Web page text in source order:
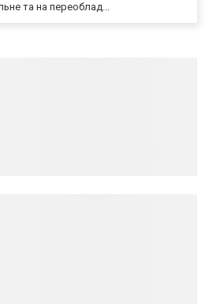
та на переоблад...